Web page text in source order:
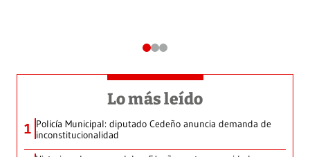
Lo más leído
1 Policía Municipal: diputado Cedeño anuncia demanda de
inconstitucionalidad